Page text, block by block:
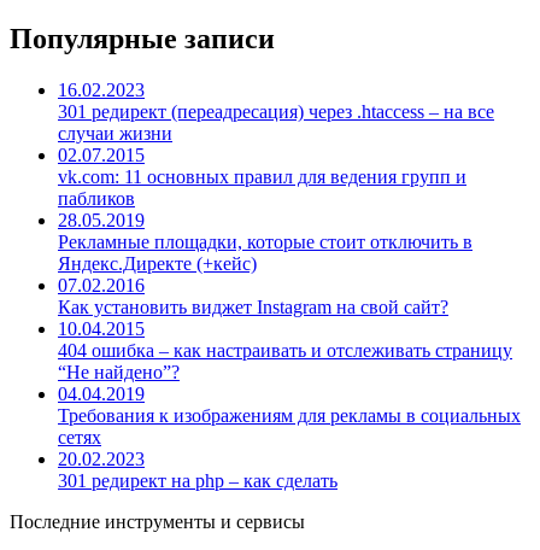
Популярные записи
16.02.2023
301 редирект (переадресация) через .htaccess – на все
случаи жизни
02.07.2015
vk.com: 11 основных правил для ведения групп и
пабликов
28.05.2019
Рекламные площадки, которые стоит отключить в
Яндекс.Директе (+кейс)
07.02.2016
Как установить виджет Instagram на свой сайт?
10.04.2015
404 ошибка – как настраивать и отслеживать страницу
“Не найдено”?
04.04.2019
Требования к изображениям для рекламы в социальных
сетях
20.02.2023
301 редирект на php – как сделать
Последние инструменты и сервисы